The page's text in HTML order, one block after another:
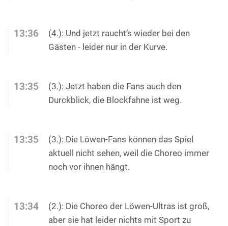
13:36
(4.): Und jetzt raucht’s wieder bei den
Gästen - leider nur in der Kurve.
13:35
(3.): Jetzt haben die Fans auch den
Durckblick, die Blockfahne ist weg.
13:35
(3.): Die Löwen-Fans können das Spiel
aktuell nicht sehen, weil die Choreo immer
noch vor ihnen hängt.
13:34
(2.): Die Choreo der Löwen-Ultras ist groß,
aber sie hat leider nichts mit Sport zu